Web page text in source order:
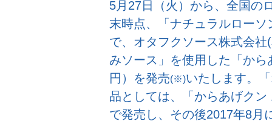
5月27日（火）から、全国の
末時点、「ナチュラルロー
で、オタフクソース株式会
みソース」を使用した「か
円）を発売(※)いたします。
品としては、「からあげク
で発売し、その後2017年8月